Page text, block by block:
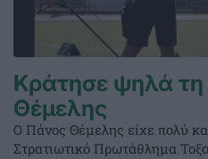
Κράτησε ψηλά τη
Θέμελης
Ο Πάνος Θέμελης είχε πολύ
Στρατιωτικό Πρωτάθλημα